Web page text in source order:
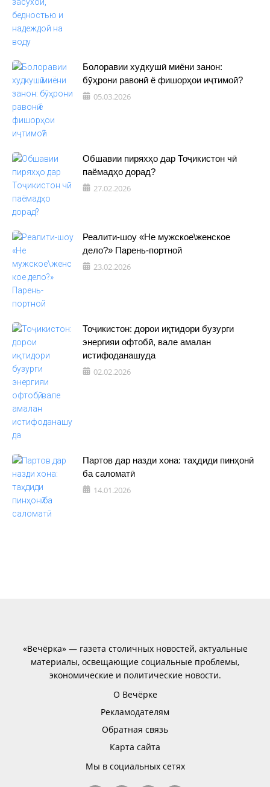
Болоравии худкушӣ миёни занон:
бӯҳрони равонӣ ё фишорҳои иҷтимоӣ?
05.03.2026
Обшавии пиряхҳо дар Тоҷикистон чӣ
паёмадҳо дорад?
27.02.2026
Реалити-шоу «Не мужское\женское
дело?» Парень-портной
23.02.2026
Тоҷикистон: дорои иқтидори бузурги
энергияи офтобӣ, вале амалан
истифоданашуда
02.02.2026
Партов дар назди хона: таҳдиди пинҳонӣ
ба саломатӣ
14.01.2026
«Вечёрка» — газета столичных новостей, актуальные
материалы, освещающие социальные проблемы,
экономические и политические новости.
О Вечёрке
Рекламодателям
Обратная связь
Карта сайта
Мы в социальных сетях